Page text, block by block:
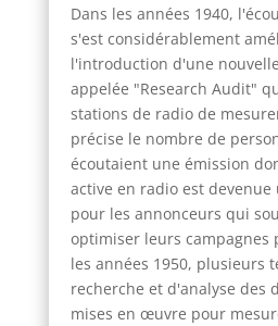
Dans les années 1940,
s'est considérablement
l'introduction d'une
appelée "Research Audit"
stations de radio de
précise le nombre de
écoutaient une émission
active en radio est
pour les annonceurs qui
optimiser leurs campagnes
les années 1950, plusieurs
recherche et d'analyse des
mises en œuvre pour